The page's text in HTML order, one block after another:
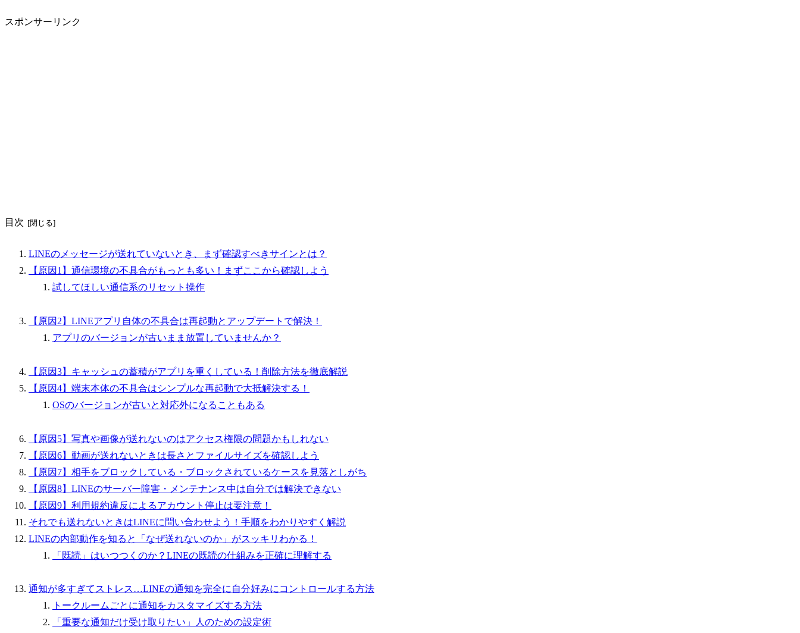
スポンサーリンク
目次
LINEのメッセージが送れていないとき、まず確認すべきサインとは？
【原因1】通信環境の不具合がもっとも多い！まずここから確認しよう
試してほしい通信系のリセット操作
【原因2】LINEアプリ自体の不具合は再起動とアップデートで解決！
アプリのバージョンが古いまま放置していませんか？
【原因3】キャッシュの蓄積がアプリを重くしている！削除方法を徹底解説
【原因4】端末本体の不具合はシンプルな再起動で大抵解決する！
OSのバージョンが古いと対応外になることもある
【原因5】写真や画像が送れないのはアクセス権限の問題かもしれない
【原因6】動画が送れないときは長さとファイルサイズを確認しよう
【原因7】相手をブロックしている・ブロックされているケースを見落としがち
【原因8】LINEのサーバー障害・メンテナンス中は自分では解決できない
【原因9】利用規約違反によるアカウント停止は要注意！
それでも送れないときはLINEに問い合わせよう！手順をわかりやすく解説
LINEの内部動作を知ると「なぜ送れないのか」がスッキリわかる！
「既読」はいつつくのか？LINEの既読の仕組みを正確に理解する
通知が多すぎてストレス…LINEの通知を完全に自分好みにコントロールする方法
トークルームごとに通知をカスタマイズする方法
「重要な通知だけ受け取りたい」人のための設定術